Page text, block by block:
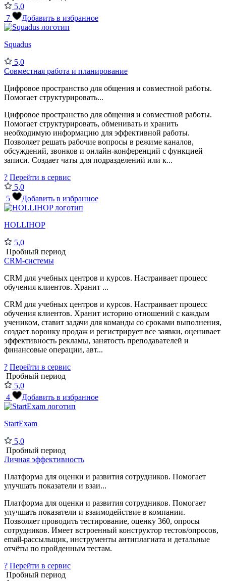
5,0
7
Добавить в избранное
Squadus
5,0
Совместная работа и планирование
Цифровое пространство для общения и совместной работы.
Помогает структурировать...
Цифровое пространство для общения и совместной работы.
Помогает структурировать, обменивать и хранить
необходимую информацию для эффективной работы.
Позволяет решать рабочие вопросы в режиме каналов,
обсуждений, звонков и онлайн-конференций с функцией
записи. Создает чаты для подразделений или к...
? Перейти в сервис
5,0
5
Добавить в избранное
HOLLIHOP
5,0
Пробный период
CRM-системы
CRM для учебных центров и курсов. Настраивает процесс
обучения клиентов. Хранит ...
CRM для учебных центров и курсов. Настраивает процесс
обучения клиентов. Хранит историю отношений с каждым
учеником, ставит задачи для команды со сроками выполнения,
создает воронку продаж и регистрирует все заявки, оценивает
эффективность рекламы, занятость преподавателей и
финансовые операции, авт...
? Перейти в сервис
Пробный период
5,0
4
Добавить в избранное
StartExam
5,0
Пробный период
Личная эффективность
Платформа для оценки и развития сотрудников. Помогает
улучшать показатели и взаи...
Платформа для оценки и развития сотрудников. Помогает
улучшать показатели и взаимодействие в компании.
Позволяет проводить тестирование, оценку 360, опросы
сотрудников. Имеет встроенный конструктор тестов/опросов,
email-рассыльщик, инструменты антиплагиата и детальные
отчёты по пройденным тестам.
? Перейти в сервис
Пробный период